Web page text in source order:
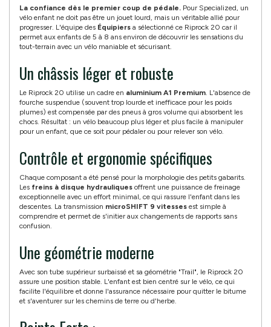
La confiance dès le premier coup de pédale. Pour Specialized, un
vélo enfant ne doit pas être un jouet lourd, mais un véritable allié pour
progresser. L'équipe des Équipiers a sélectionné ce Riprock 20 car il
permet aux enfants de 5 à 8 ans environ de découvrir les sensations du
tout-terrain avec un vélo maniable et sécurisant.
Un châssis léger et robuste
Le Riprock 20 utilise un cadre en aluminium A1 Premium. L'absence de
fourche suspendue (souvent trop lourde et inefficace pour les poids
plumes) est compensée par des pneus à gros volume qui absorbent les
chocs. Résultat : un vélo beaucoup plus léger et plus facile à manipuler
pour un enfant, que ce soit pour pédaler ou pour relever son vélo.
Contrôle et ergonomie spécifiques
Chaque composant a été pensé pour la morphologie des petits gabarits.
Les freins à disque hydrauliques offrent une puissance de freinage
exceptionnelle avec un effort minimal, ce qui rassure l'enfant dans les
descentes. La transmission microSHIFT 9 vitesses est simple à
comprendre et permet de s'initier aux changements de rapports sans
confusion.
Une géométrie moderne
Avec son tube supérieur surbaissé et sa géométrie "Trail", le Riprock 20
assure une position stable. L'enfant est bien centré sur le vélo, ce qui
facilite l'équilibre et donne l'assurance nécessaire pour quitter le bitume
et s'aventurer sur les chemins de terre ou d'herbe.